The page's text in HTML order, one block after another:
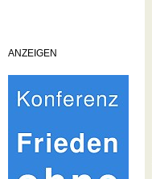
ANZEIGEN